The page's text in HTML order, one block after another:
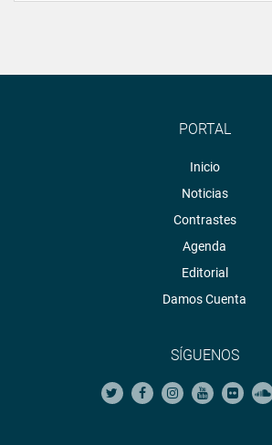
PORTAL
Inicio
Noticias
Contrastes
Agenda
Editorial
Damos Cuenta
SÍGUENOS